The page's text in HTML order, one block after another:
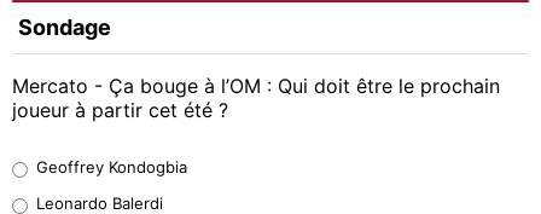
Sondage
Mercato - Ça bouge à l’OM : Qui doit être le prochain
joueur à partir cet été ?
38%
Geoffrey Kondogbia
Leonardo Balerdi